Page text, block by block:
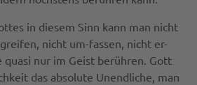
in diesem Sinn kann man nicht
nicht um-fassen, nicht er-
quasi nur im Geist berühren. Gott
das absolute Unendliche, man